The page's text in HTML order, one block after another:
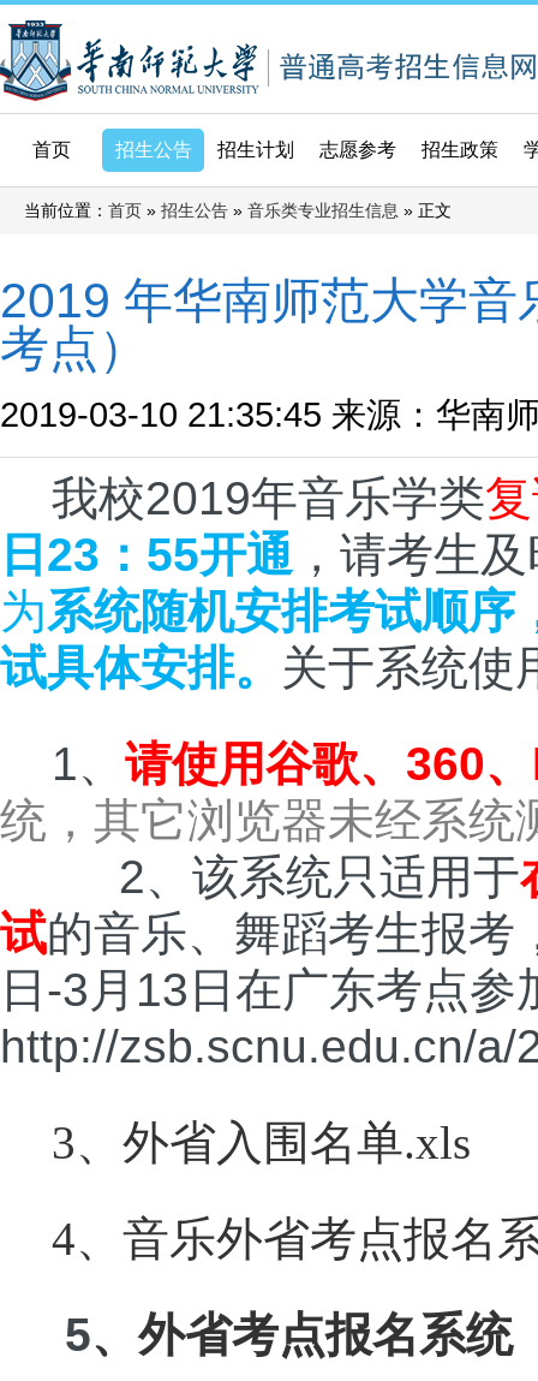
首页 招生公告 招生计划 志愿参考 招生政策
当前位置： 首页 » 招生公告 » 音乐类专业招生信息 » 正文
2019 年华南师范大学
考点）
2019-03-10 21:35:45 来源：华南
我校2019年音乐学类
日23：55开通 ，请考生
为系统随机安排考试顺序
试具体安排。 关于系统使
1、 请使用谷歌、 360、
统，其它浏览器未经系
2、该系统只适用于
试的音乐、舞蹈考生报考
日-3月13日在广东考点
http://zsb.scnu.edu.cn/a/
3、外省入围名单.xls
4、音乐外省考点报名
5、外省考点报名系统